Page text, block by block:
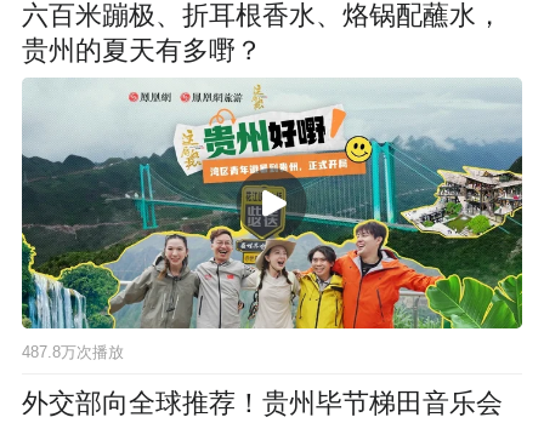
六百米蹦极、折耳根香水、烙锅配蘸水，
贵州的夏天有多嘢？
487.8万次播放
外交部向全球推荐！贵州毕节梯田音乐会